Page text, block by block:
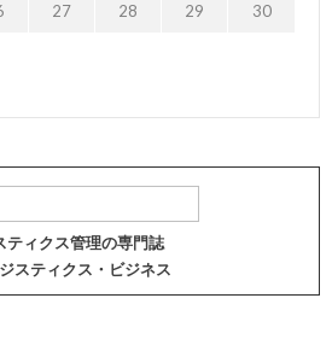
27 28 29 30
ティクス管理の専門誌
スティクス・ビジネス